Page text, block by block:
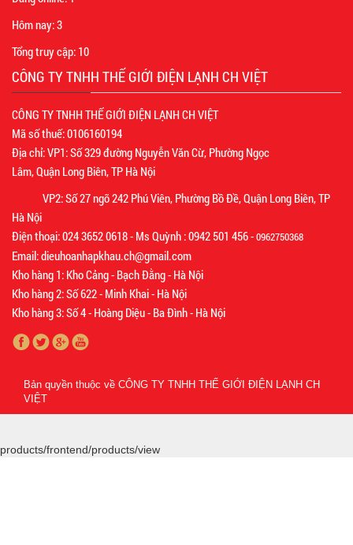
Hôm nay:3
Tổng truy cập: 10
CÔNG TY TNHH THẾ GIỚI ĐIỆN LẠNH CH VIỆT
CÔNG TY TNHH THẾ GIỚI ĐIỆN LẠNH CH VIỆT
Mã số thuế: 0106160194
Địa chỉ: VP1: Số 329 đường Nguyễn Văn Cừ, Phường Ngọc
Lâm, Quận Long Biên, TP Hà Nội
VP2: Số 27 ngõ 242 Phú Viên, Phường Bồ Đề, Quận Long Biên, TP
Hà Nội
Điện thoại: 024 3652 0618 - Ms Quỳnh : 0942 501 456 -0962750368
Email: dieuhoanhapkhau.ch@gmail.com
Kho hàng 1: Kho Cảng - Bạch Đằng - Hà Nội
Kho hàng 2: Số 622 - Minh Khai - Hà Nội
Kho hàng 3: Số 4 - Hoàng Diệu - Ba Đình - Hà Nội
Bản quyền thuộc về CÔNG TY TNHH THẾ GIỚI ĐIỆN LẠNH CH
VIỆT
products/frontend/products/view